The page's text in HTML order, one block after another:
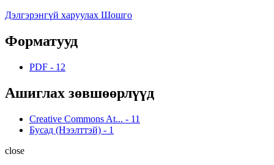
Дэлгэрэнгүй харуулах Шошго
Форматууд
PDF - 12
Ашиглах зөвшөөрлүүд
Creative Commons At... - 11
Бусад (Нээлттэй) - 1
close